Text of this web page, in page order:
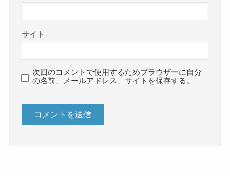
サイト
次回のコメントで使用するためブラウザーに自分
の名前、メールアドレス、サイトを保存する。